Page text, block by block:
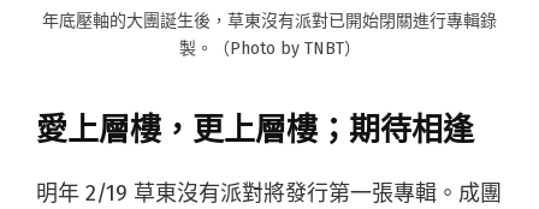
年底壓軸的大團誕生後，草東沒有派對已開始閉關進行專輯錄
製。（Photo by TNBT）
愛上層樓，更上層樓；期待相逢
明年 2/19 草東沒有派對將發行第一張專輯。成團